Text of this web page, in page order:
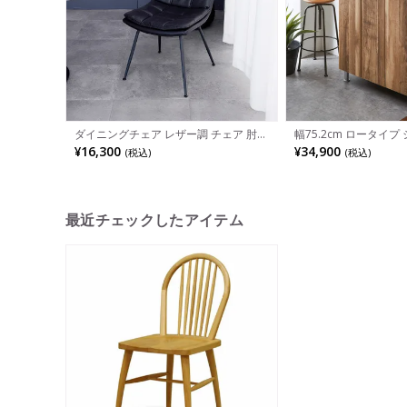
ダイニングチェア レザー調 チェア 肘な
し スチール脚 イス チェアー シンプル
食卓椅子 おしゃれ リビング椅子 モダン
¥16,300 (税込)
幅75.2cm ロータイプ
ス リアル 下駄箱 日本
付き
¥34,900 (税込)
最近チェックしたアイテム